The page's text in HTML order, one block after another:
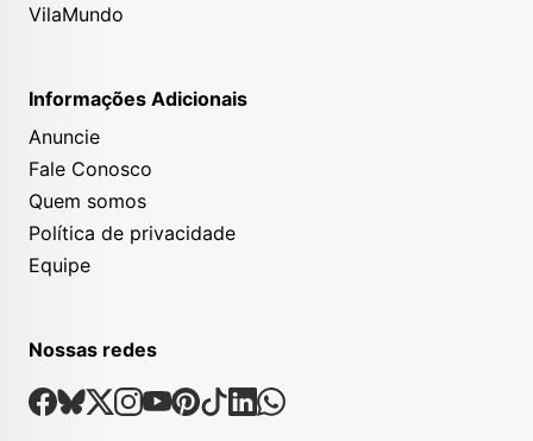
VilaMundo
Informações Adicionais
Anuncie
Fale Conosco
Quem somos
Política de privacidade
Equipe
Nossas redes
Nossas Redes Sociais
Facebook
Bsky
X Instagram
Youtube
Pinterest
TiktokLinkedin
Whatsapp